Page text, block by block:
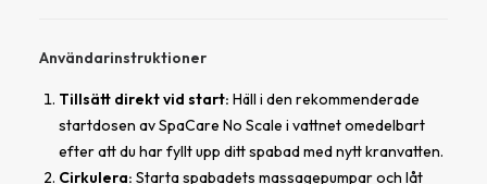
Användarinstruktioner
Tillsätt direkt vid start: Häll i den rekommenderade
startdosen avSpaCare No Scale i vattnet omedelbart
efter att du har fyllt upp ditt spabad med nytt kranvatten.
Cirkulera: Starta spabadets massagepumpar och låt